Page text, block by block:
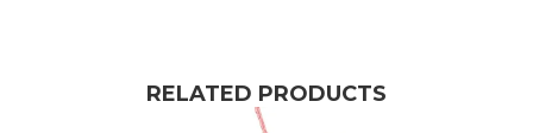
RELATED PRODUCTS